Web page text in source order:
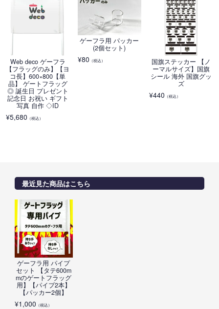
Web deco ゲーフラ
【フラッグのみ】【ヨ
コ長】600×800【単
品】 ゲートフラッグ
◎ 誕生日 プレゼント
記念日 お祝い ギフト
写真 自作 ◇ID
¥5,680 （税込）
ゲーフラ用 パッカー
(2個セット)
¥80 （税込）
国旗ステッカー 【ノ
ーマルサイズ】国旗
シール 海外 国旗グッ
ズ
¥440 （税込）
最近見た商品はこちら
ゲーフラ用 パイプ
セット 【タテ600m
mのゲートフラッグ
用】【パイプ2本】
【パッカー2個】
¥1,000 （税込）